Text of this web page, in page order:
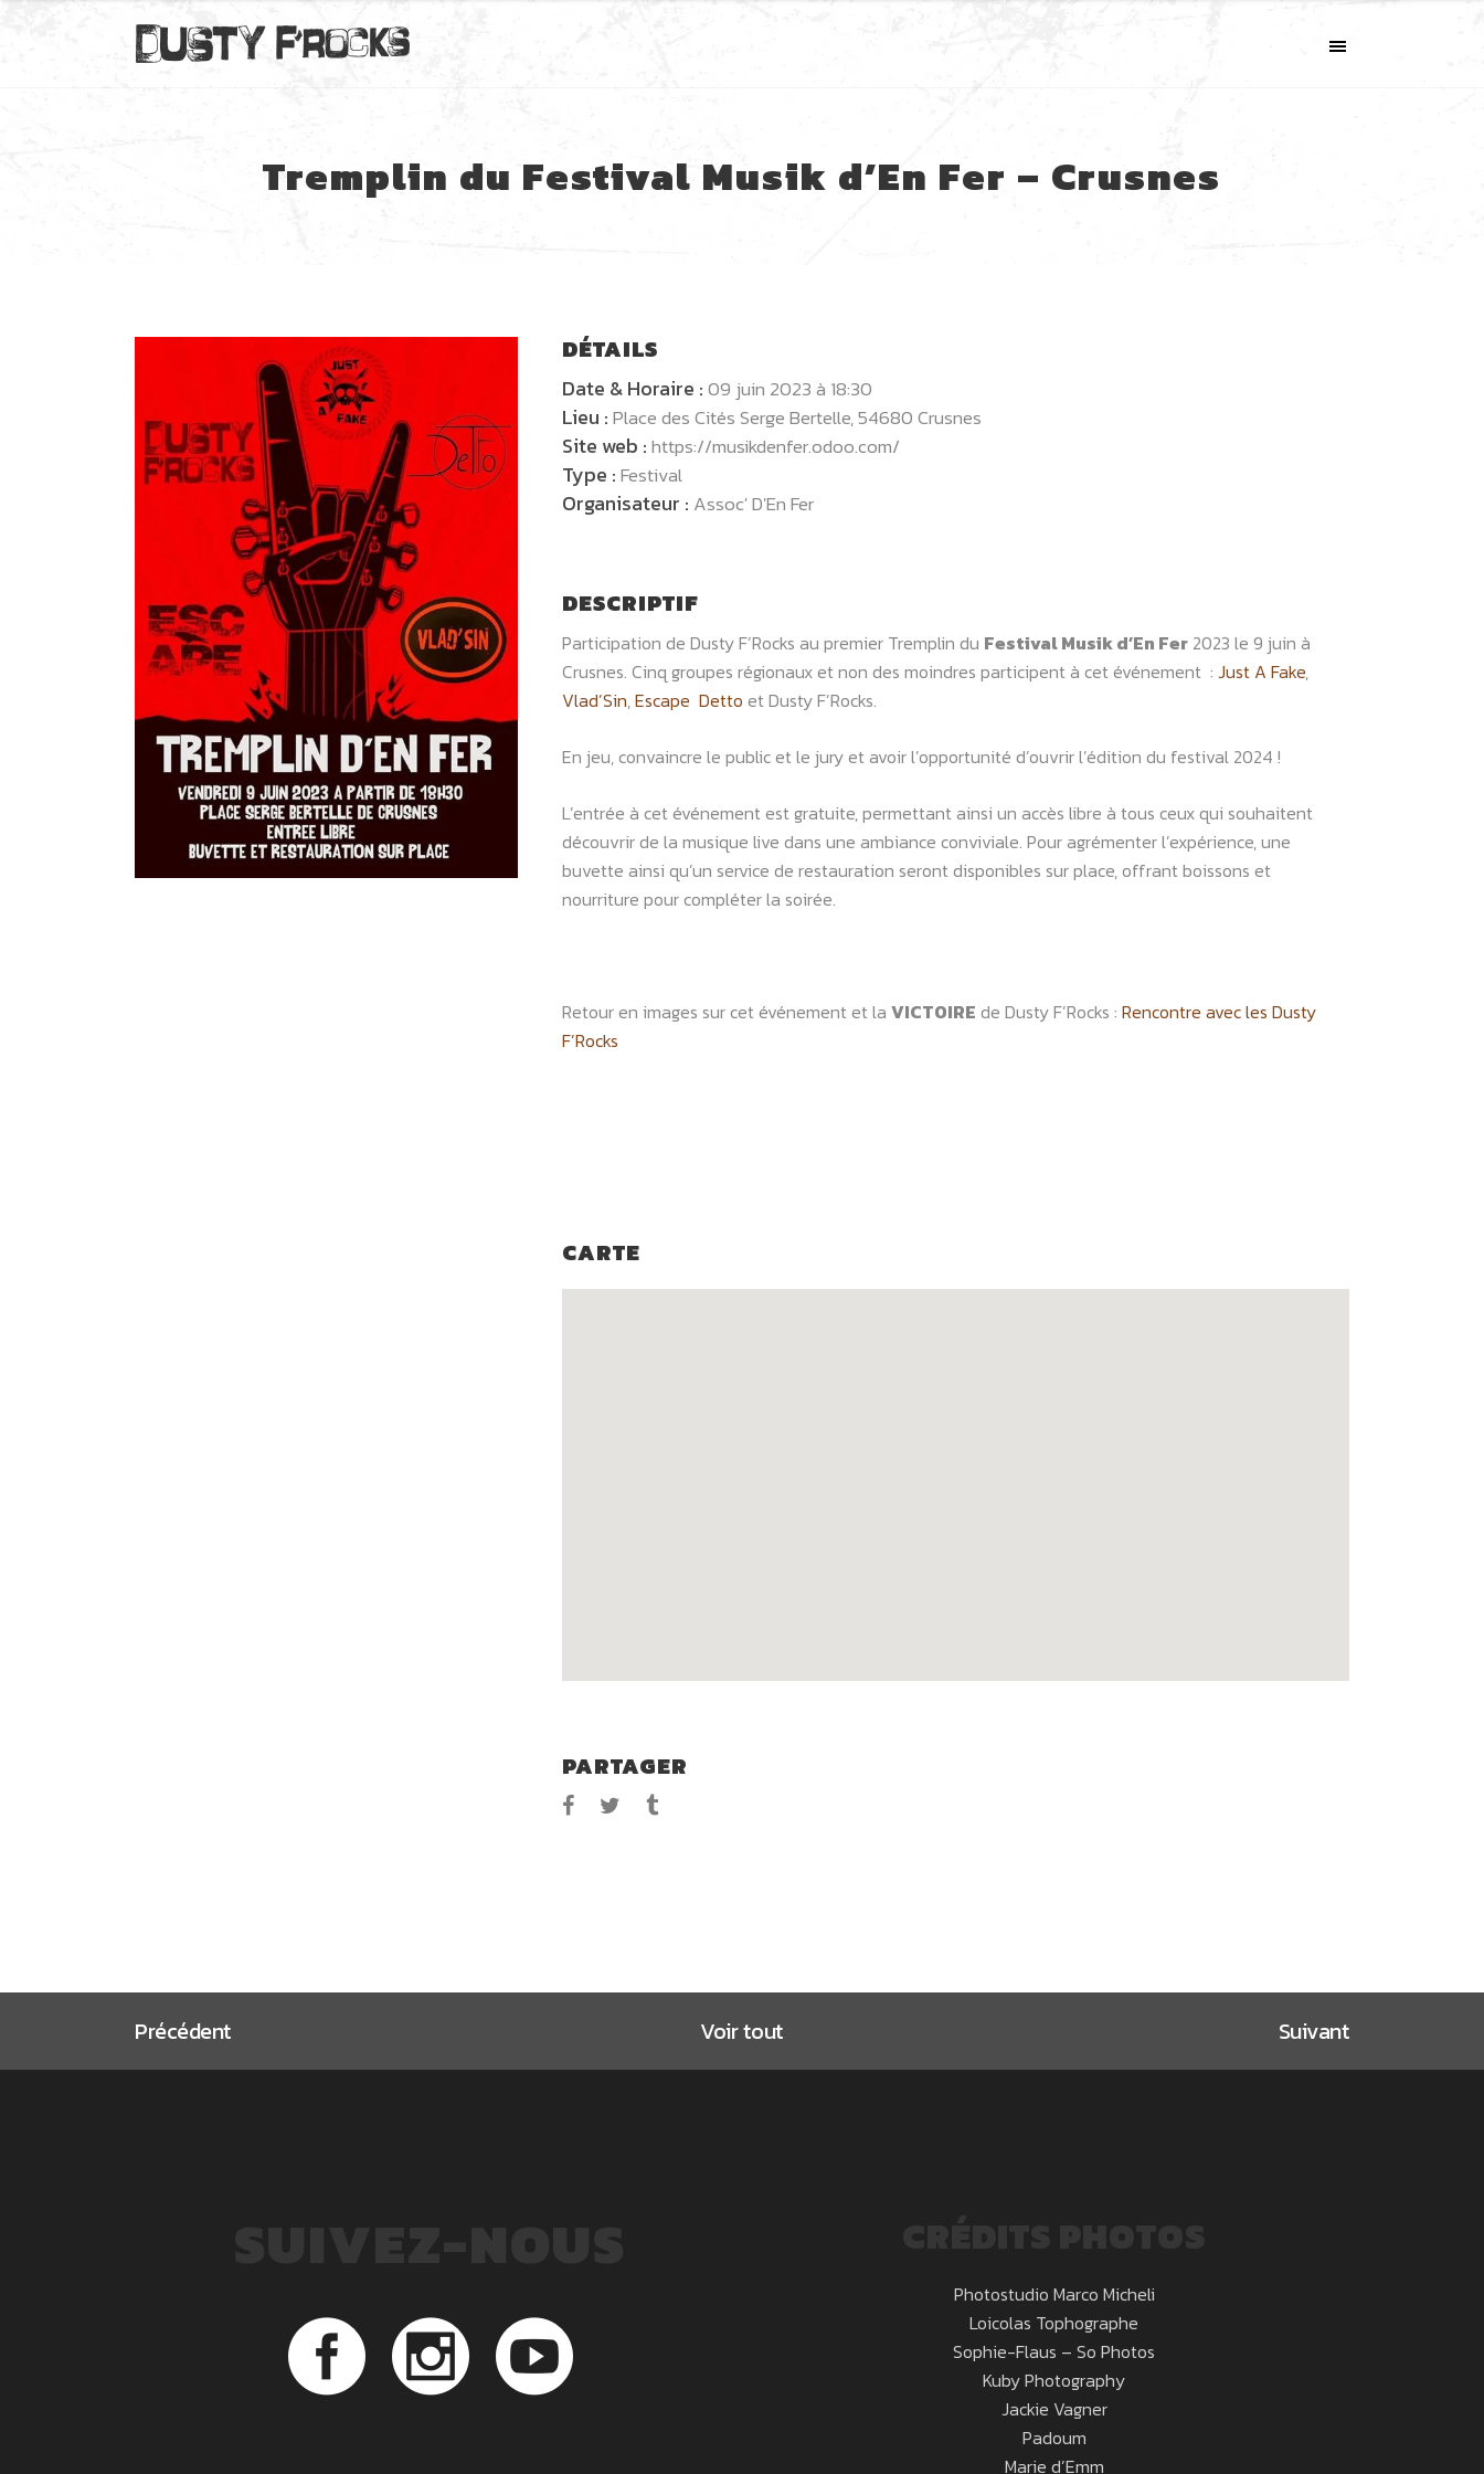
Tremplin du Festival Musik d’En Fer – Crusnes
DÉTAILS
Date & Horaire :09 juin 2023 à 18:30
Lieu :Place des Cités Serge Bertelle, 54680 Crusnes
Site web :https://musikdenfer.odoo.com/
Type :Festival
Organisateur : Assoc' D'En Fer
DESCRIPTIF
Participation de Dusty F’Rocks au premier Tremplin du Festival Musik d’En Fer2023 le 9 juin à
Crusnes. Cinq groupes régionaux et non des moindres participent à cet événement : Just A Fake,
Vlad’Sin,Escape Detto et Dusty F’Rocks.
En jeu, convaincre le public et le jury et avoir l’opportunité d’ouvrir l’édition du festival 2024 !
L’entrée à cet événement est gratuite, permettant ainsi un accès libre à tous ceux qui souhaitent
découvrir de la musique live dans une ambiance conviviale. Pour agrémenter l’expérience, une
buvette ainsi qu’un service de restauration seront disponibles sur place, offrant boissons et
nourriture pour compléter la soirée.
Retour en images sur cet événement et la VICTOIRE de Dusty F’Rocks : Rencontre avec les Dusty
F’Rocks
CARTE
PARTAGER
Précédent Voir tout Suivant
Photostudio Marco Micheli
Loicolas Tophographe
Sophie-Flaus – So Photos
Kuby Photography
Jackie Vagner
Padoum
Marie d’Emm